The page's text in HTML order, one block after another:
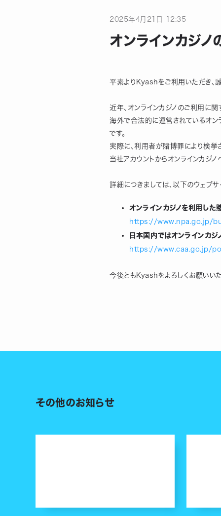
2025年4月 21 日 12:35
オンラインカジ
平素よりKyashをご利用いただき、
近年、オンラインカジノのご利用に関
海外で合法的に運営されているオン
です。
実際に、利用者が賭博罪により検挙
当社アカウントからオンラインカジ
詳細につきましては、以下のウェブサ
オンラインカジノを利用した
https://www.npa.go.jp/
日本国内ではオンラインカ
https://www.caa.go.jp/
今後ともKyashをよろしくお願いいた
その他のお知らせ